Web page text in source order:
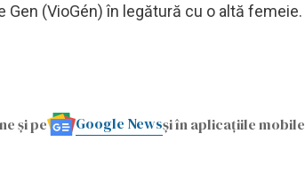
(VioGén) în legătură cu o altă femeie.
și pe Google Newsși în aplicațiile mobile